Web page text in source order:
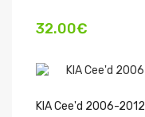
32.00€
KIA Cee'd 2006-